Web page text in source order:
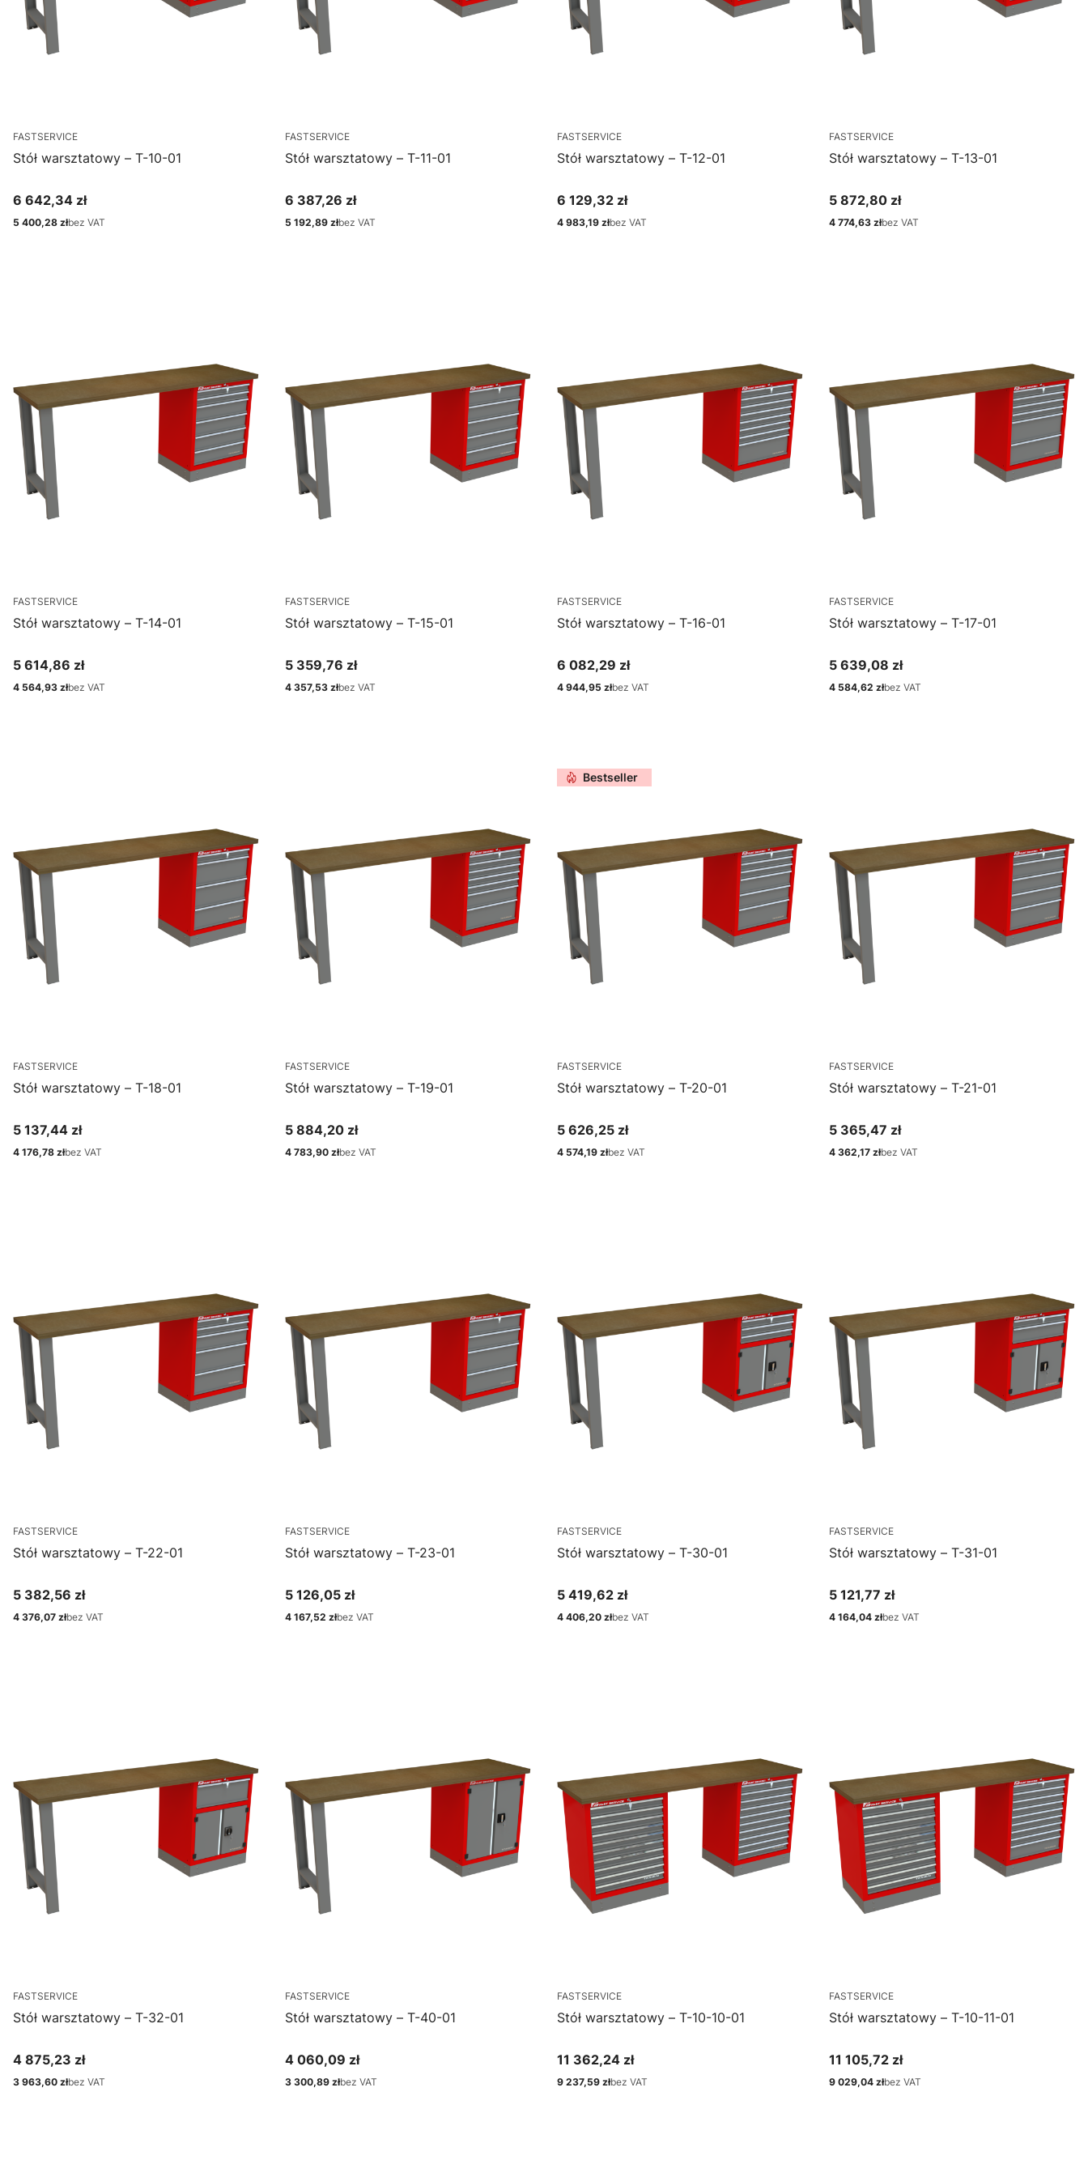
FASTSERVICE
Stół warsztatowy – T-10-01
Cena
6 642,34 zł
Cena
5 400,28 złbez VAT
FASTSERVICE
Stół warsztatowy – T-11-01
Cena
6 387,26 zł
Cena
5 192,89 złbez VAT
FASTSERVICE
Stół warsztatowy – T-12-01
Cena
6 129,32 zł
Cena
4 983,19 złbez VAT
FASTSERVICE
Stół warsztatowy – T-13-01
Cena
5 872,80 zł
Cena
4 774,63 złbez VAT
FASTSERVICE
Stół warsztatowy – T-14-01
Cena
5 614,86 zł
Cena
4 564,93 złbez VAT
FASTSERVICE
Stół warsztatowy – T-15-01
Cena
5 359,76 zł
Cena
4 357,53 złbez VAT
FASTSERVICE
Stół warsztatowy – T-16-01
Cena
6 082,29 zł
Cena
4 944,95 złbez VAT
FASTSERVICE
Stół warsztatowy – T-17-01
Cena
5 639,08 zł
Cena
4 584,62 złbez VAT
FASTSERVICE
Stół warsztatowy – T-18-01
Cena
5 137,44 zł
Cena
4 176,78 złbez VAT
FASTSERVICE
Stół warsztatowy – T-19-01
Cena
5 884,20 zł
Cena
4 783,90 złbez VAT
Bestseller
FASTSERVICE
Stół warsztatowy – T-20-01
Cena
5 626,25 zł
Cena
4 574,19 złbez VAT
FASTSERVICE
Stół warsztatowy – T-21-01
Cena
5 365,47 zł
Cena
4 362,17 złbez VAT
FASTSERVICE
Stół warsztatowy – T-22-01
Cena
5 382,56 zł
Cena
4 376,07 złbez VAT
FASTSERVICE
Stół warsztatowy – T-23-01
Cena
5 126,05 zł
Cena
4 167,52 złbez VAT
FASTSERVICE
Stół warsztatowy – T-30-01
Cena
5 419,62 zł
Cena
4 406,20 złbez VAT
FASTSERVICE
Stół warsztatowy – T-31-01
Cena
5 121,77 zł
Cena
4 164,04 złbez VAT
FASTSERVICE
Stół warsztatowy – T-32-01
Cena
4 875,23 zł
Cena
3 963,60 złbez VAT
FASTSERVICE
Stół warsztatowy – T-40-01
Cena
4 060,09 zł
Cena
3 300,89 złbez VAT
FASTSERVICE
Stół warsztatowy – T-10-10-01
Cena
11 362,24 zł
Cena
9 237,59 złbez VAT
FASTSERVICE
Stół warsztatowy – T-10-11-01
Cena
11 105,72 zł
Cena
9 029,04 złbez VAT